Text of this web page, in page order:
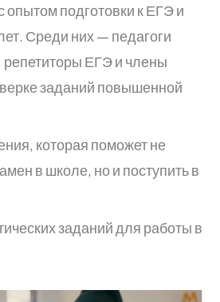
опытом подготовки к ЕГЭ и
Среди них — педагоги
репетиторы ЕГЭ и члены
заданий повышенной
которая поможет не
в школе, но и поступить в
заданий для работы в